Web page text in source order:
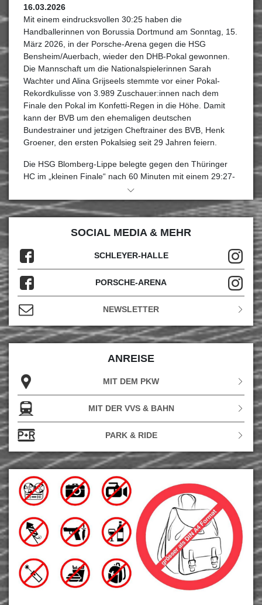
16.03.2026
Mit einem eindrucksvollen 30:25 haben die
Handballerinnen von Borussia Dortmund am Sonntag, 15.
März 2026, in der Porsche-Arena gegen die HSG
Bensheim/Auerbach, wieder den DHB-Pokal gewonnen.
Die Mannschaft um die Nationalspielerinnen Sarah
Wachter und Alina Grijseels stemmte vor einer Pokal-
Rekordkulisse von 3.989 Zuschauer:innen nach dem
Finale den Pokal im Konfetti-Regen in die Höhe. Damit
kann der BVB um den ehemaligen deutschen
Bundestrainer und jetzigen Cheftrainer des BVB, Henk
Groener, den ersten Pokalsieg seit 29 Jahren feiern.
Die HSG Blomberg-Lippe belegte gegen den Thüringer
HC im „kleinen Finale“ nach 60 Minuten mit einem 29:27-
Sieg den dritten Platz. Insgesamt sind an den beiden
Veranstaltungstagen über 7.100 Zuschauer:innen in die
sehr gut besuchte Porsche-Arena gekommen. „Wir
Christian Eisenhardt über die Zuschauerresonanz. „Auch
dieses Jahr haben wir 7.121 Handballbegeisterte über die
vergangenen beiden Tage in der Porsche-Arena begrüßt.
Das zeigt einmal mehr, wie gut die Sportart in Stuttgart
angenommen wird. Entsprechend freuen wir uns darüber,
dass das Haushahn Final4 bis 2028 in der Porsche-Arena
ausgetragen wird.“
Foto: Marco Wolf
SOCIAL MEDIA & MEHR
SCHLEYER-HALLE
PORSCHE-ARENA
NEWSLETTER
ANREISE
MIT DEM PKW
MIT DER VVS & BAHN
PARK & RIDE